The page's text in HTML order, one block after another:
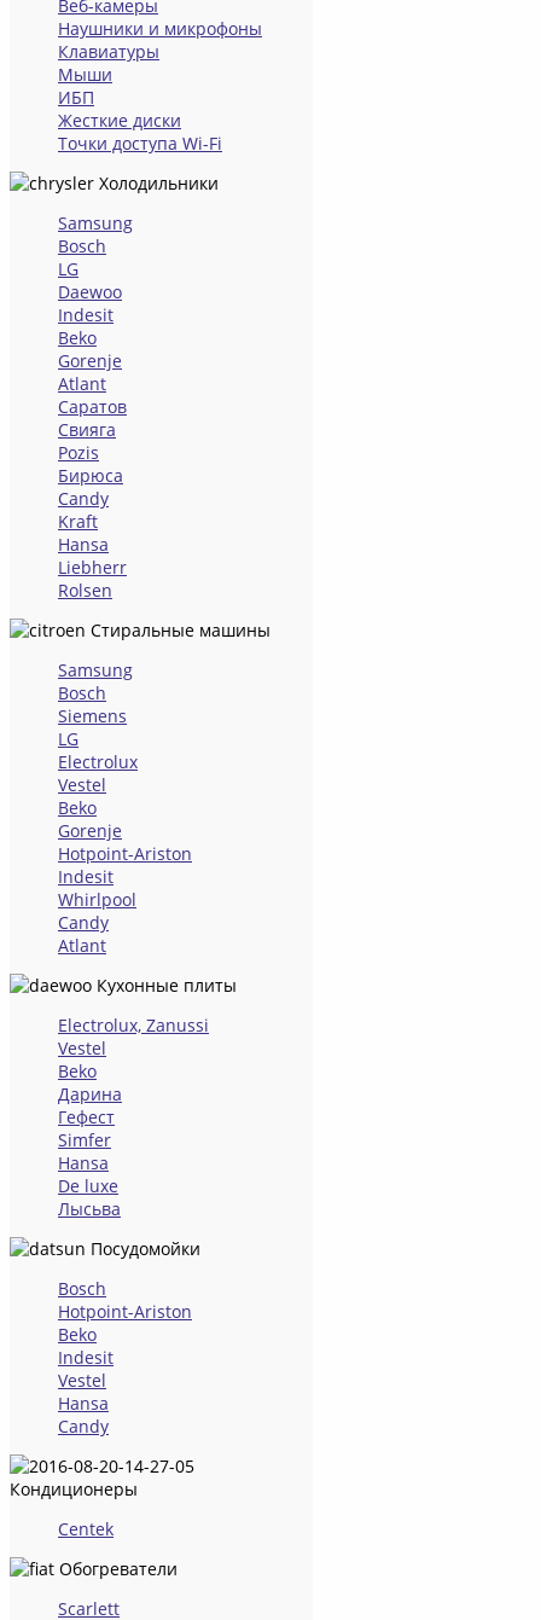
Веб-камеры
Наушники и микрофоны
Клавиатуры
Мыши
ИБП
Жесткие диски
Точки доступа Wi-Fi
Холодильники
Samsung
Bosch
LG
Daewoo
Indesit
Beko
Gorenje
Atlant
Саратов
Свияга
Pozis
Бирюса
Candy
Kraft
Hansa
Liebherr
Rolsen
Стиральные машины
Samsung
Bosch
Siemens
LG
Electrolux
Vestel
Beko
Gorenje
Hotpoint-Ariston
Indesit
Whirlpool
Candy
Atlant
Кухонные плиты
Electrolux, Zanussi
Vestel
Beko
Дарина
Гефест
Simfer
Hansa
De luxe
Лысьва
Посудомойки
Bosch
Hotpoint-Ariston
Beko
Indesit
Vestel
Hansa
Candy
Кондиционеры
Centek
Обогреватели
Scarlett